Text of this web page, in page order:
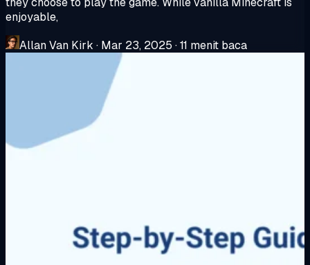
enjoyable,
Allan Van Kirk · Mar 23, 2025 ·11 menit baca